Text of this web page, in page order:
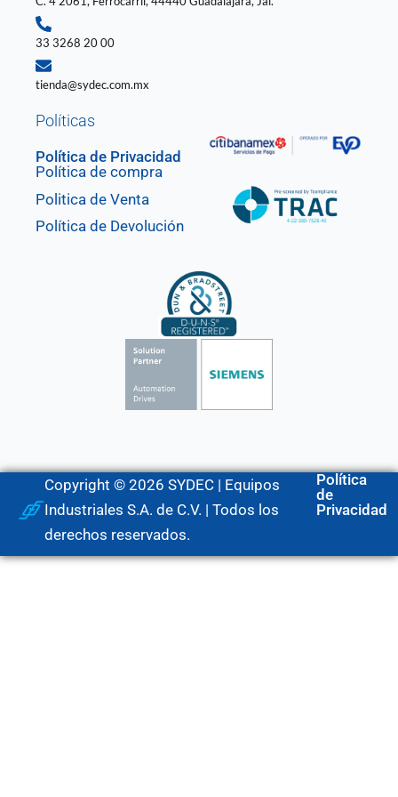
33 3268 20 00
tienda@sydec.com.mx
Políticas
Política de Privacidad
Política de compra
Politica de Venta
Política de Devolución
Copyright © 2026 SYDEC | Equipos
Industriales S.A. de C.V. | Todos los
derechos reservados.
Política
de
Privacidad